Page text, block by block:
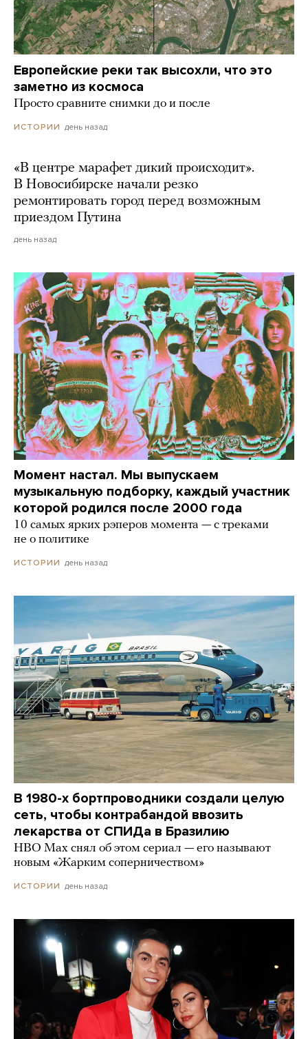
Европейские реки так высохли, что это
заметно из космоса
Просто сравните снимки до и после
ИСТОРИИ день назад
«В центре марафет дикий происходит».
В Новосибирске начали резко
ремонтировать город перед возможным
приездом Путина
день назад
Момент настал. Мы выпускаем
музыкальную подборку, каждый участник
которой родился после 2000 года
10 самых ярких рэперов момента — с треками
не о политике
ИСТОРИИ день назад
В 1980-х бортпроводники создали целую
сеть, чтобы контрабандой ввозить
лекарства от СПИДа в Бразилию
HBO Max снял об этом сериал — его называют
новым «Жарким соперничеством»
ИСТОРИИ день назад